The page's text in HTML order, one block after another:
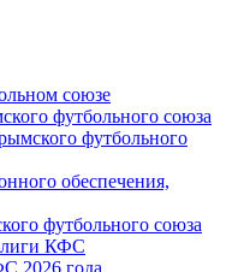
союзе
футбольного союза
футбольного
обеспечения,
футбольного союза
лиги КФС
2026 года